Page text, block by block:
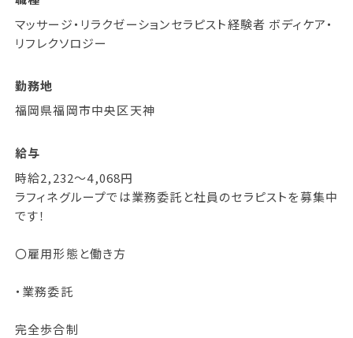
マッサージ・リラクゼーションセラピスト経験者 ボディケア・
リフレクソロジー
勤務地
福岡県福岡市中央区天神
給与
時給2,232～4,068円
ラフィネグループでは業務委託と社員のセラピストを募集中
です！
〇雇用形態と働き方
・業務委託
完全歩合制